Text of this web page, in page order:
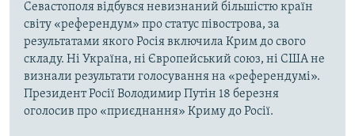
Севастополя відбувся невизнаний більшістю країн
світу «референдум» про статус півострова, за
результатами якого Росія включила Крим до свого
складу. Ні Україна, ні Європейський союз, ні США не
визнали результати голосування на «референдумі».
Президент Росії Володимир Путін 18 березня
оголосив про «приєднання» Криму до Росії.